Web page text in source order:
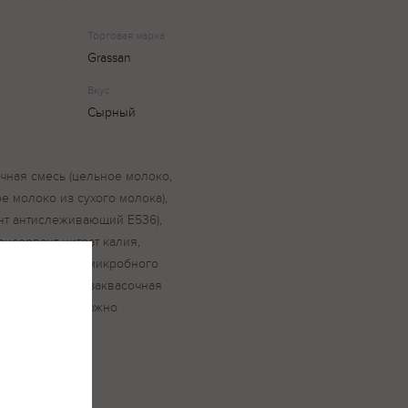
Торговая марка
Grassan
Вкус
Сырный
смесь (цельное молоко,
молоко из сухого молока),
антислеживающий Е536),
нитрат калия,
препарат микробного
заквасочная
аннато. Возможно